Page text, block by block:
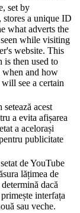
set by
a unique ID
what adverts the
while visiting
website. This
is then used to
when and how
see a certain
acest
a evita afișarea
a acelorași
publicitate
de YouTube
lățimea de
dacă
interfața
sau veche.